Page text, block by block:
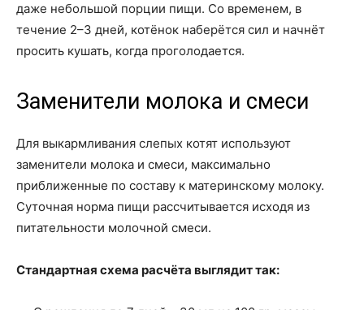
даже небольшой порции пищи. Со временем, в
течение 2–3 дней, котёнок наберётся сил и начнёт
просить кушать, когда проголодается.
Заменители молока и смеси
Для выкармливания слепых котят используют
заменители молока и смеси, максимально
приближенные по составу к материнскому молоку.
Суточная норма пищи рассчитывается исходя из
питательности молочной смеси.
Стандартная схема расчёта выглядит так: